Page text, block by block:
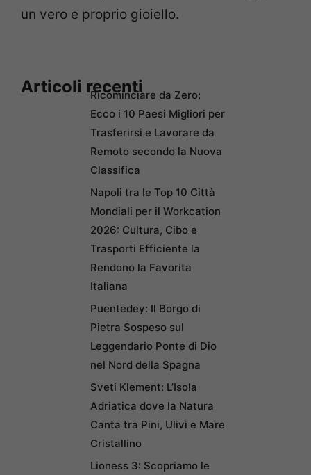
un vero e proprio gioiello.
Articoli recentiRicominciare da Zero:
Ecco i 10 Paesi Migliori per
Trasferirsi e Lavorare da
Remoto secondo la Nuova
Classifica
Napoli tra le Top 10 Città
Mondiali per il Workcation
2026: Cultura, Cibo e
Trasporti Efficiente la
Rendono la Favorita
Italiana
Puentedey: Il Borgo di
Pietra Sospeso sul
Leggendario Ponte di Dio
nel Nord della Spagna
Sveti Klement: L’Isola
Adriatica dove la Natura
Canta tra Pini, Ulivi e Mare
Cristallino
Lioness 3: Scopriamo le